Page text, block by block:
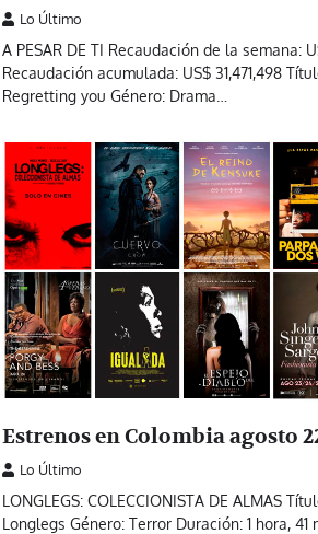
Lo Último
A PESAR DE TI Recaudación de la semana:
Recaudación acumulada: US$ 31,471,498
Regretting you Género: Drama…
Estrenos en Colombia agosto
Lo Último
LONGLEGS: COLECCIONISTA DE ALMAS
Longlegs Género: Terror Duración: 1 hora,